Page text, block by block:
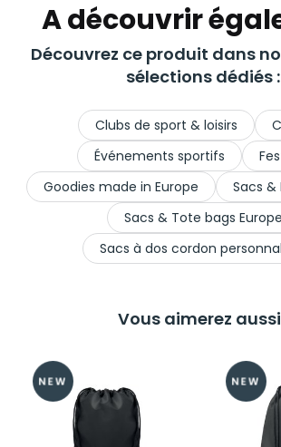
A découvrir
Découvrez ce produit dans
sélections dédiés :
Clubs de sport & loisirs
Événements sportifs
Goodies made in Europe
Sacs &
Sacs & Tote bags Europe
Sacs à dos cordon
Vous aimerez